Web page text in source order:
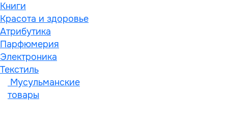
Книги
Красота и здоровье
Атрибутика
Парфюмерия
Электроника
Текстиль
Мусульманские
товары